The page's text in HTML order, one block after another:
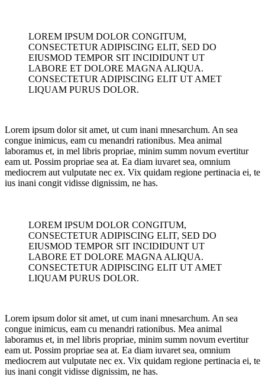
LOREM IPSUM DOLOR CONGITUM,
CONSECTETUR ADIPISCING ELIT, SED DO
EIUSMOD TEMPOR SIT INCIDIDUNT UT
LABORE ET DOLORE MAGNA ALIQUA.
CONSECTETUR ADIPISCING ELIT UT AMET
LIQUAM PURUS DOLOR.
Lorem ipsum dolor sit amet, ut cum inani mnesarchum. An sea
congue inimicus, eam cu menandri rationibus. Mea animal
laboramus et, in mel libris propriae, minim summ novum evertitur
eam ut. Possim propriae sea at. Ea diam iuvaret sea, omnium
mediocrem aut vulputate nec ex. Vix quidam regione pertinacia ei, te
ius inani congit vidisse dignissim, ne has.
LOREM IPSUM DOLOR CONGITUM,
CONSECTETUR ADIPISCING ELIT, SED DO
EIUSMOD TEMPOR SIT INCIDIDUNT UT
LABORE ET DOLORE MAGNA ALIQUA.
CONSECTETUR ADIPISCING ELIT UT AMET
LIQUAM PURUS DOLOR.
Lorem ipsum dolor sit amet, ut cum inani mnesarchum. An sea
congue inimicus, eam cu menandri rationibus. Mea animal
laboramus et, in mel libris propriae, minim summ novum evertitur
eam ut. Possim propriae sea at. Ea diam iuvaret sea, omnium
mediocrem aut vulputate nec ex. Vix quidam regione pertinacia ei, te
ius inani congit vidisse dignissim, ne has.